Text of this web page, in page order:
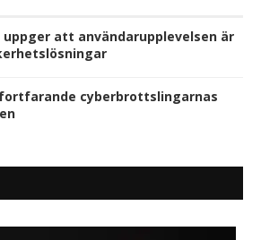
uppger att användarupplevelsen är
cyberbrottslingarnas